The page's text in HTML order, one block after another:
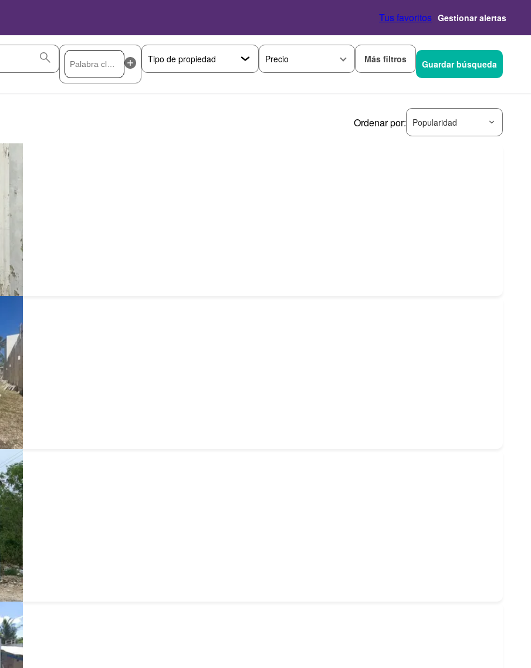
Tus favoritos Gestionar alertas
Precio Más filtros Guardar búsqueda
Ordenar por: Popularidad